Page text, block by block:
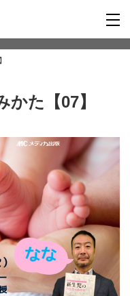
た【07】